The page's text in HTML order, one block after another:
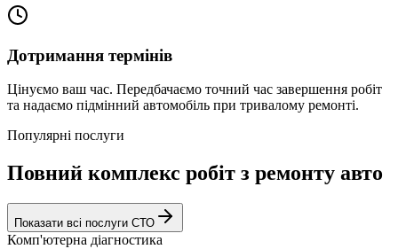
Дотримання термінів
Цінуємо ваш час. Передбачаємо точний час завершення робіт
та надаємо підмінний автомобіль при тривалому ремонті.
Популярні послуги
Повний комплекс робіт з ремонту авто
Показати всі послуги СТО
Комп'ютерна діагностика